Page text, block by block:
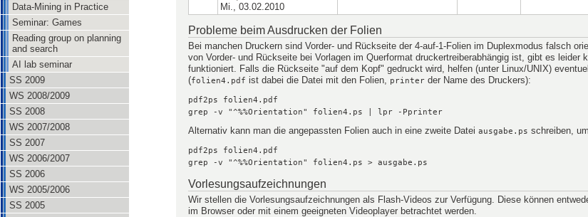
Data-Mining in Practice
Seminar: Games
Reading group on planning
and search
AI lab seminar
SS 2009
WS 2008/2009
SS 2008
WS 2007/2008
SS 2007
WS 2006/2007
SS 2006
WS 2005/2006
SS 2005
Mi., 03.02.2010
Probleme beim Ausdrucken der Folien
Bei manchen Druckern sind Vorder- und Rückseite der 4-auf-1-Folien im Duplexmodus falsch
von Vorder- und Rückseite bei Vorlagen im Querformat druckertreiberabhängig ist, gibt es leider
funktioniert. Falls die Rückseite "auf dem Kopf" gedruckt wird, helfen (unter Linux/UNIX)
(folien4.pdf ist dabei die Datei mit den Folien, printer der Name des Druckers):
pdf2ps folien4.pdf
grep -v "^%%Orientation" folien4.ps | lpr -Pprinter
Alternativ kann man die angepassten Folien auch in eine zweite Datei ausgabe.ps schreiben,
pdf2ps folien4.pdf
grep -v "^%%Orientation" folien4.ps > ausgabe.ps
Vorlesungsaufzeichnungen
Wir stellen die Vorlesungsaufzeichnungen als Flash-Videos zur Verfügung. Diese können
im Browser oder mit einem geeigneten Videoplayer betrachtet werden.